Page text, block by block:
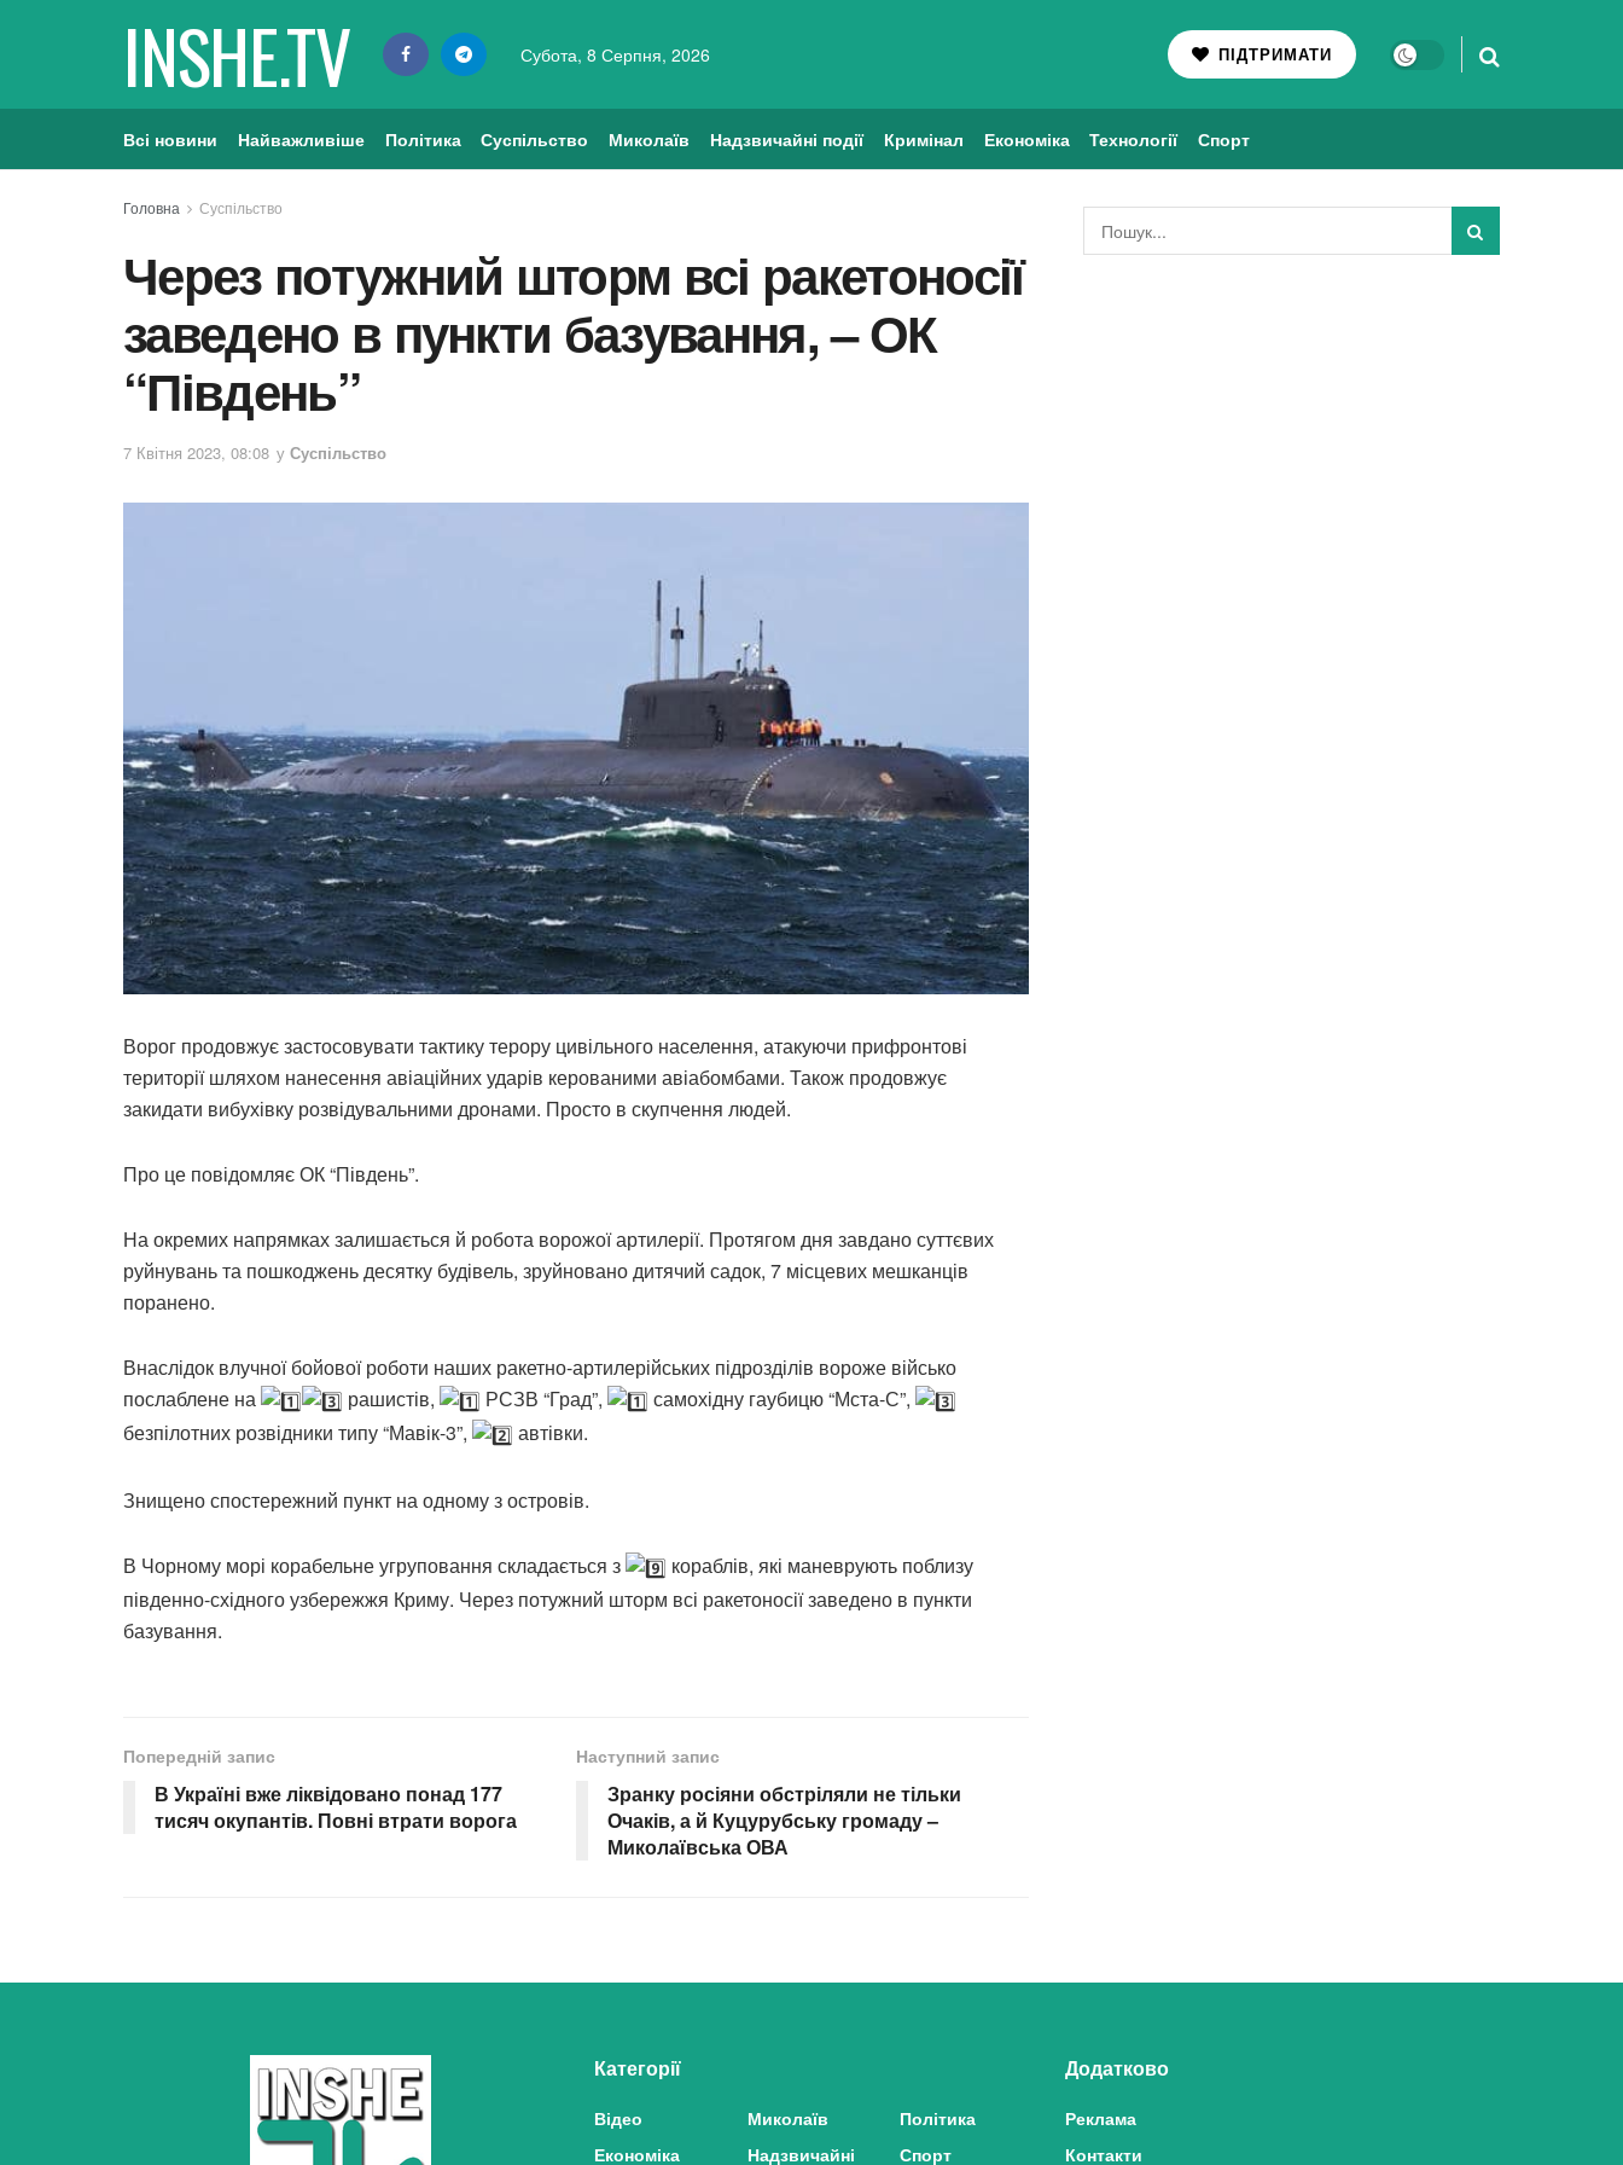
INSHE.TV Субота, 8 Серпня, 2026 ПІДТРИМАТИ
Всі новини Найважливіше Політика Суспільство Миколаїв Надзвичайні події Кримінал Економіка Технології Спорт
Головна Суспільство
Через потужний шторм всі ракетоносії
заведено в пункти базування, – ОК
“Південь”
7 Квітня 2023, 08:08 у Суспільство
Ворог продовжує застосовувати тактику терору цивільного населення, атакуючи прифронтові
території шляхом нанесення авіаційних ударів керованими авіабомбами. Також продовжує
закидати вибухівку розвідувальними дронами. Просто в скупчення людей.
Про це повідомляє ОК “Південь”.
На окремих напрямках залишається й робота ворожої артилерії. Протягом дня завдано суттєвих
руйнувань та пошкоджень десятку будівель, зруйновано дитячий садок, 7 місцевих мешканців
поранено.
Внаслідок влучної бойової роботи наших ракетно-артилерійських підрозділів вороже військо
послаблене на
рашистів, РСЗВ “Град”,
самохідну гаубицю “Мста-С”,
безпілотних розвідники типу “Мавік-3”,
автівки.
Знищено спостережний пункт на одному з островів.
В Чорному морі корабельне угруповання складається з
кораблів, які маневрують поблизу
південно-східного узбережжя Криму. Через потужний шторм всі ракетоносії заведено в пункти
базування.
Попередній запис
В Україні вже ліквідовано понад 177
тисяч окупантів. Повні втрати ворога
Наступний запис
Зранку росіяни обстріляли не тільки
Очаків, а й Куцурубську громаду –
Миколаївська ОВА
Категорії
Відео
Економіка
Миколаїв
Надзвичайні
Політика
Спорт
Додатково
Реклама
Контакти